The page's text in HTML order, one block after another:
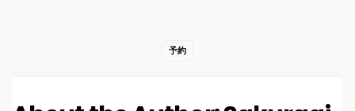
予約